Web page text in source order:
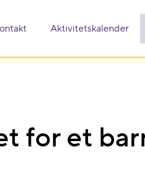
Aktivitetskalender
for et